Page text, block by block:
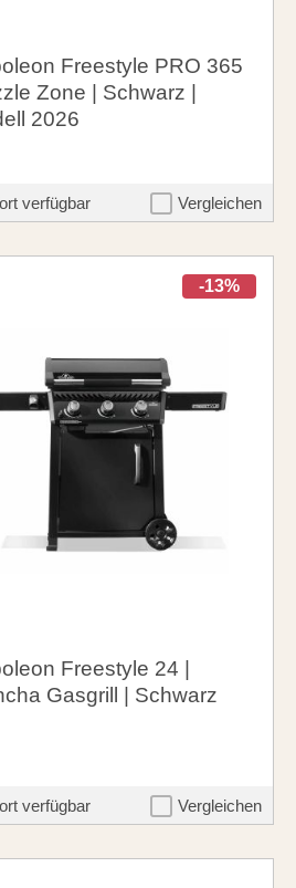
Freestyle PRO 365
Zone | Schwarz |
2026
€ santosgrills-
699,00 €
verfügbar Vergleichen
-13%
Freestyle 24 |
Gasgrill | Schwarz
€ santosgrills-
599,00 €
verfügbar Vergleichen